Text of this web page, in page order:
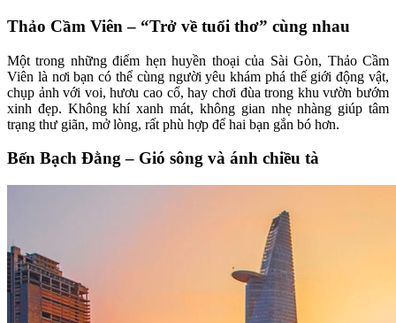
Thảo Cầm Viên – “Trở về tuổi thơ” cùng nhau
Một trong những điểm hẹn huyền thoại của Sài Gòn, Thảo Cầm
Viên là nơi bạn có thể cùng người yêu khám phá thế giới động vật,
chụp ảnh với voi, hươu cao cổ, hay chơi đùa trong khu vườn bướm
xinh đẹp. Không khí xanh mát, không gian nhẹ nhàng giúp tâm
trạng thư giãn, mở lòng, rất phù hợp để hai bạn gắn bó hơn.
Bến Bạch Đằng – Gió sông và ánh chiều tà